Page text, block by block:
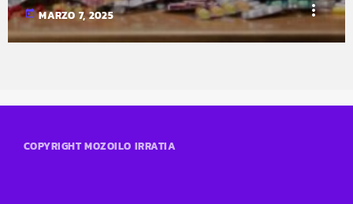
today MARZO 7, 2025 more_vert
COPYRIGHT MOZOILO IRRATIA